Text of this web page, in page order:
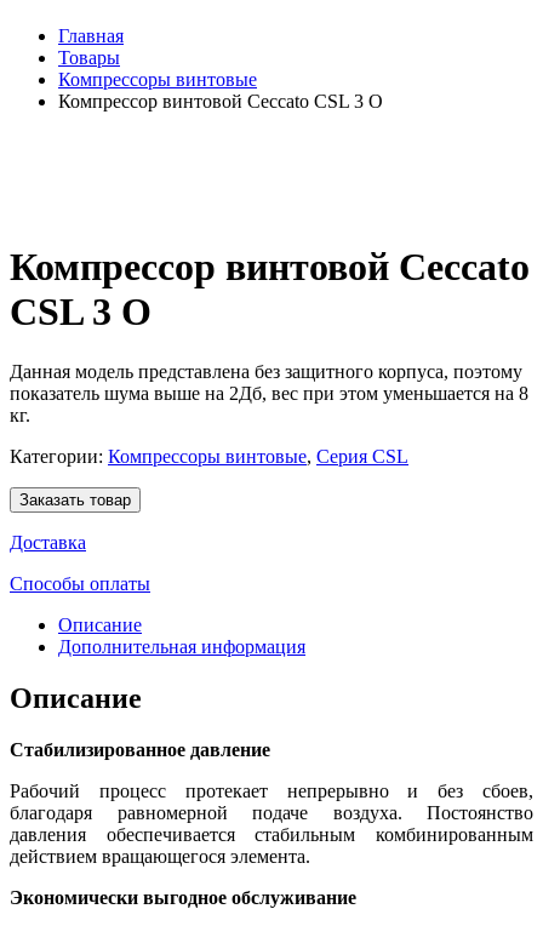
Главная
Товары
Компрессоры винтовые
Компрессор винтовой Ceccato CSL 3 O
Компрессор винтовой Ceccato
CSL 3 O
Данная модель представлена без защитного корпуса, поэтому
показатель шума выше на 2Дб, вес при этом уменьшается на 8
кг.
Категории: Компрессоры винтовые, Серия CSL
Заказать товар
Доставка
Способы оплаты
Описание
Дополнительная информация
Описание
Стабилизированное давление
Рабочий процесс протекает непрерывно и без сбоев,
благодаря равномерной подаче воздуха. Постоянство
давления обеспечивается стабильным комбинированным
действием вращающегося элемента.
Экономически выгодное обслуживание